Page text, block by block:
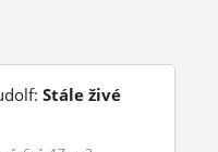
Stále živé